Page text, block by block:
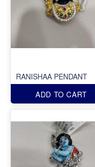
RANISHAA PENDANT
ADD TO CART